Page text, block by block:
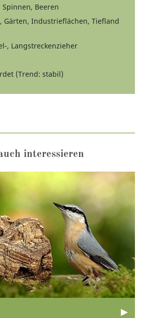
Beeren
Gärten, Industrieflächen, Tiefland
, Langstreckenzieher
(Trend: stabil)
interessieren